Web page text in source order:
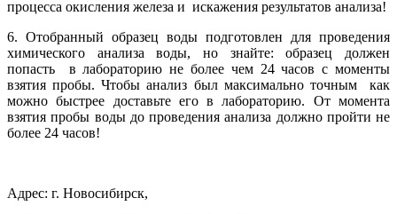
процесса окисления железа и искажения результатов анализа!
6. Отобранный образец воды подготовлен для проведения
химического анализа воды, но знайте: образец должен
попасть в лабораторию не более чем 24 часов с моменты
взятия пробы. Чтобы анализ был максимально точным как
можно быстрее доставьте его в лабораторию. От момента
взятия пробы воды до проведения анализа должно пройти не
более 24 часов!
Адрес: г. Новосибирск,